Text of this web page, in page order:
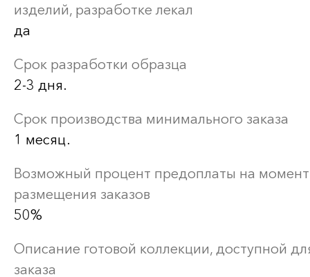
изделий, разработке лекал
да
Срок разработки образца
2-3 дня.
Срок производства минимального заказа
1 месяц.
Возможный процент предоплаты на момент
размещения заказов
50%
Описание готовой коллекции, доступной
заказа